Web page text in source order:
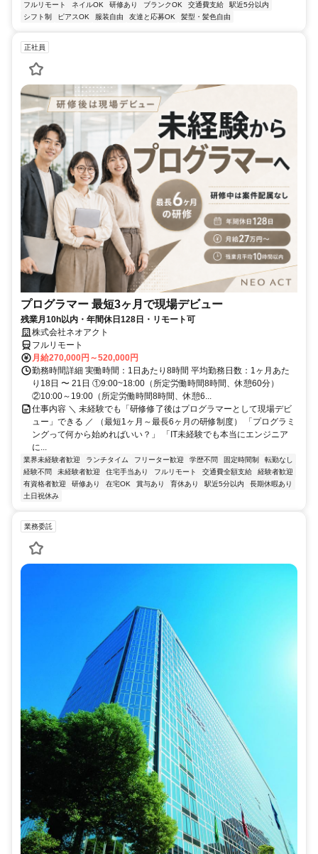
フルリモート
ネイルOK 研修あり ブランクOK 交通費支給
駅近5分以内
シフト制
ピアスOK 服装自由 友達と応募OK 髪型・髪色自由
正社員
プログラマー 最短3ヶ月で現場デビュー
残業月10h以内・年間休日128日・リモート可
株式会社ネオアクト
フルリモート
月給270,000円～520,000円
勤務時間詳細 実働時間：1日あたり8時間 平均勤務日数：1ヶ月あた
り18日 〜 21日 ①9:00~18:00（所定労働時間8時間、休憩60分）
②10:00～19:00（所定労働時間8時間、休憩6...
仕事内容 ＼ 未経験でも「研修修了後はプログラマーとして現場デビ
ュー」できる ／ （最短1ヶ月～最長6ヶ月の研修制度） 「プログラミ
ングって何から始めればいい？」 「IT未経験でも本当にエンジニア
に...
業界未経験者歓迎 ランチタイム フリーター歓迎 学歴不問 固定時間制
転勤なし
経験不問
未経験者歓迎 住宅手当あり フルリモート 交通費全額支給
経験者歓迎
有資格者歓迎
研修あり 在宅OK 賞与あり 育休あり 駅近5分以内
長期休暇あり
土日祝休み
業務委託